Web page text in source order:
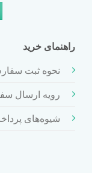
راهنمای خرید
نحوه ثبت
رویه ارسال
شیوه‌های